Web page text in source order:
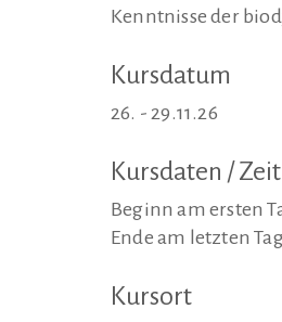
Kenntnisse der
Kursdatum
26. - 29.11.26
Kursdaten / Zeit
Beginn am ersten
Ende am letzten
Kursort